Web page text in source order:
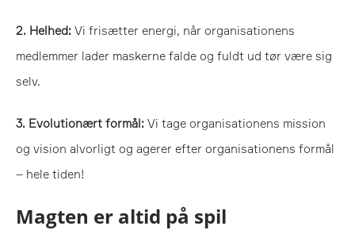
2. Helhed: Vi frisætter energi, når organisationens
medlemmer lader maskerne falde og fuldt ud tør være sig
selv.
3. Evolutionært formål: Vi tage organisationens mission
og vision alvorligt og agerer efter organisationens formål
– hele tiden!
Magten er altid på spil